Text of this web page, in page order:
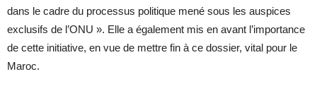
dans le cadre du processus politique mené sous les auspices
exclusifs de l’ONU ». Elle a également mis en avant l’importance
de cette initiative, en vue de mettre fin à ce dossier, vital pour le
Maroc.